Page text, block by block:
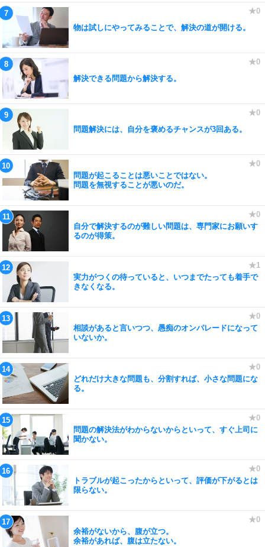
物は試しにやってみることで、解決の道が開ける。
解決できる問題から解決する。
問題解決には、自分を褒めるチャンスが3回ある。
問題が起こることは悪いことではない。
問題を無視することが悪いのだ。
自分で解決するのが難しい問題は、専門家にお願いす
るのが得策。
実力がつくの待っていると、いつまでたっても着手で
きなくなる。
相談があると言いつつ、愚痴のオンパレードになって
いないか。
どれだけ大きな問題も、分割すれば、小さな問題にな
る。
問題の解決法がわからないからといって、すぐ上司に
聞かない。
トラブルが起こったからといって、評価が下がるとは
限らない。
余裕がないから、腹が立つ。
余裕があれば、腹は立たない。